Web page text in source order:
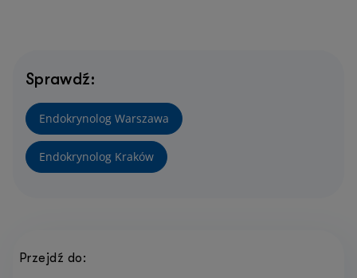
Sprawdź:
Endokrynolog Warszawa
Endokrynolog Kraków
Przejdź do: